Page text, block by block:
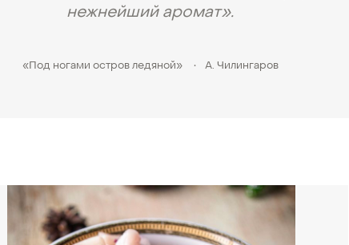
нежнейший аромат».
«Под ногами остров ледяной» • А. Чилингаров